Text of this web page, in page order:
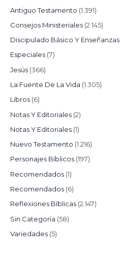
Antiguo Testamento (1.391)
Consejos Ministeriales (2.145)
Discipulado Básico Y Enseñanzas
Especiales (7)
Jesús (366)
La Fuente De La Vida (1.305)
Libros (6)
Notas Y Editoriales (2)
Notas Y Editoriales (1)
Nuevo Testamento (1.216)
Personajes Bíblicos (197)
Recomendados (1)
Recomendados (6)
Reflexiones Bíblicas (2.147)
Sin Categoría (58)
Variedades (5)